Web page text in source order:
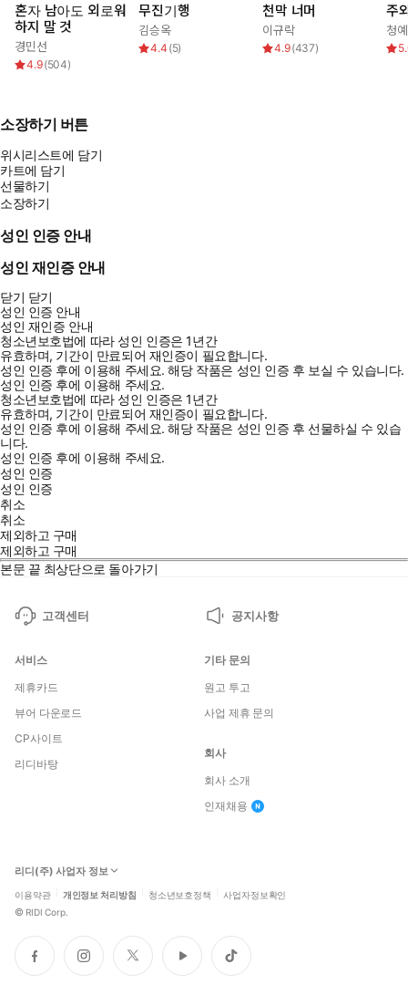
혼자 남아도 외로워
하지 말 것
경민선
4.9(504)
무진기행
김승옥
4.4 (5)
천막 너머
이규락
4.9(437)
주
청예
소장하기 버튼
위시리스트에 담기
카트에 담기
선물하기
소장하기
성인 인증 안내
성인 재인증 안내
닫기 닫기
성인 인증 안내
성인 재인증 안내
청소년보호법에 따라 성인 인증은 1년간
유효하며, 기간이 만료되어 재인증이 필요합니다.
성인 인증 후에 이용해 주세요.해당 작품은 성인 인증 후 보실 수 있습니다.
성인 인증 후에 이용해 주세요.
청소년보호법에 따라 성인 인증은 1년간
유효하며, 기간이 만료되어 재인증이 필요합니다.
성인 인증 후에 이용해 주세요.해당 작품은 성인 인증 후 선물하실 수 있습
니다.
성인 인증 후에 이용해 주세요.
성인 인증
성인 인증
취소
취소
제외하고 구매
제외하고 구매
본문 끝 최상단으로 돌아가기
고객센터 공지사항
서비스
제휴카드
뷰어 다운로드
CP사이트
리디바탕
기타 문의
원고 투고
사업 제휴 문의
회사
회사 소개
인재채용
리디(주) 사업자 정보
이용약관 개인정보 처리방침 청소년보호정책 사업자정보확인
© RIDI Corp.
페
이
인
스
트
위
유
튜
틱
톡